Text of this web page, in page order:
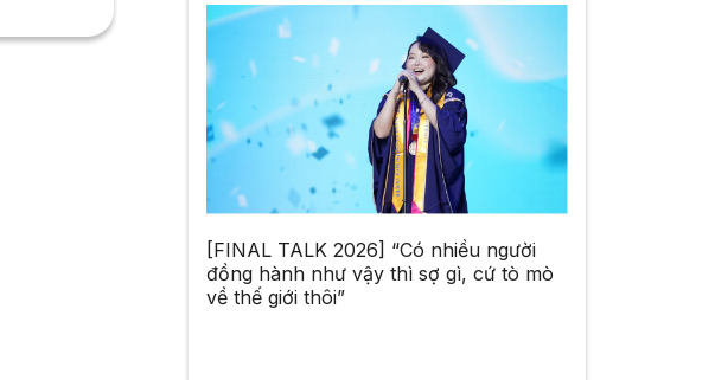
[FINAL TALK 2026] “Có nhiều người
đồng hành như vậy thì sợ gì, cứ tò mò
về thế giới thôi”